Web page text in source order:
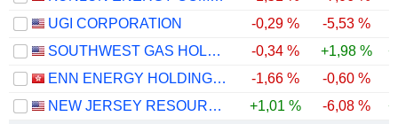
UGI CORPORATION
-0,29 % -5,53 %
SOUTHWEST GAS HOLDINGS, INC.
-0,34 % +1,98 %
ENN ENERGY HOLDINGS LIMITED
-1,66 % -0,60 %
NEW JERSEY RESOURCES CORPORATION
+1,01 % -6,08 %